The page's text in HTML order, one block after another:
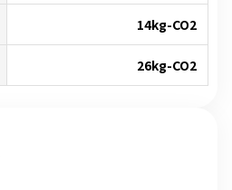
14kg-CO2
26kg-CO2